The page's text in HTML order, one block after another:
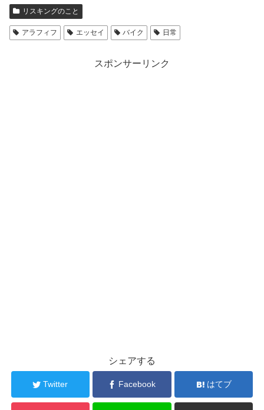
リスキングのこと
アラフィフ エッセイ バイク 日常
スポンサーリンク
シェアする
Twitter Facebook はてブ